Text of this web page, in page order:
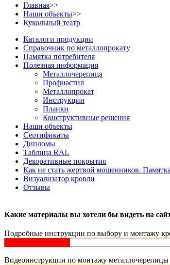
Главная>>
Наши объекты>>
Кукольный театр
Каталоги продукции
Справочник по металлопрокату
Памятка потребителя
Полезная информация
Металлочерепица
Профнастил
Металлопрокат
Инструкции
Планки
Конструктивные решения
Наши объекты
Сертификаты
Дипломы
Таблица RAL
Декоративные покрытия
Как не стать жертвой мошенников.
Визуализатор кровли
Отзывы
Какие материалы вы хотели бы видеть на
Подробные инструкции по выбору и монтажу
Видеоинструкции по монтажу